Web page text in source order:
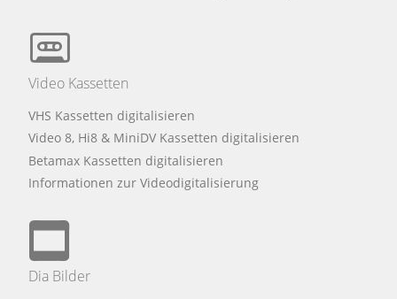
Video Kassetten
VHS Kassetten digitalisieren
Video 8, Hi8 & MiniDV Kassetten digitalisieren
Betamax Kassetten digitalisieren
Informationen zur Videodigitalisierung
Dia Bilder